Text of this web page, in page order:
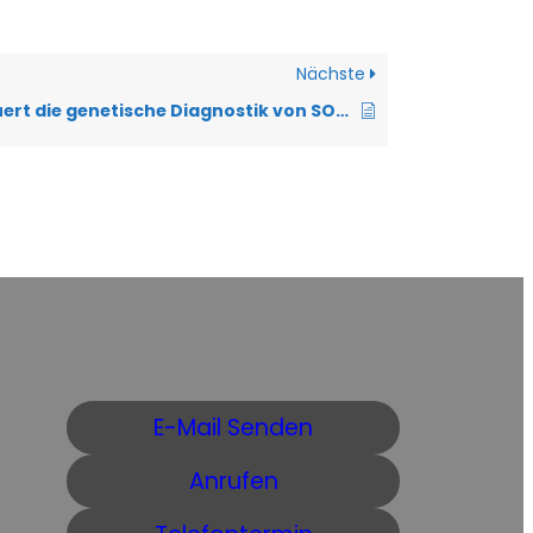
Nächste
Wie lange dauert die genetische Diagnostik von SOD1?
E-Mail Senden
Anrufen